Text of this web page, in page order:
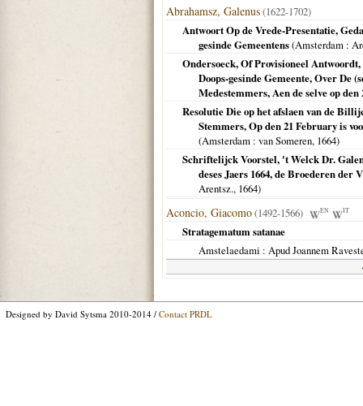
Abrahamsz, Galenus(1622-1702)
Antwoort Op de Vrede-Presentatie,
gesinde Gemeentens(Amsterdam :
Ondersoeck, Of Provisioneel
Doops-gesinde Gemeente, Over De
Medestemmers, Aen de selve op den
Resolutie Die op het afslaen van de
Stemmers, Op den 21 February is
(Amsterdam : van Someren, 1664)
Schriftelijck Voorstel, 't Welck Dr.
deses Jaers 1664, de Broederen der
Arentsz., 1664)
Aconcio, Giacomo(1492-1566) EN IT
Stratagematum satanae
Amstelaedami : Apud Joannem
Designed by David Sytsma 2010-2014 / Contact PRDL